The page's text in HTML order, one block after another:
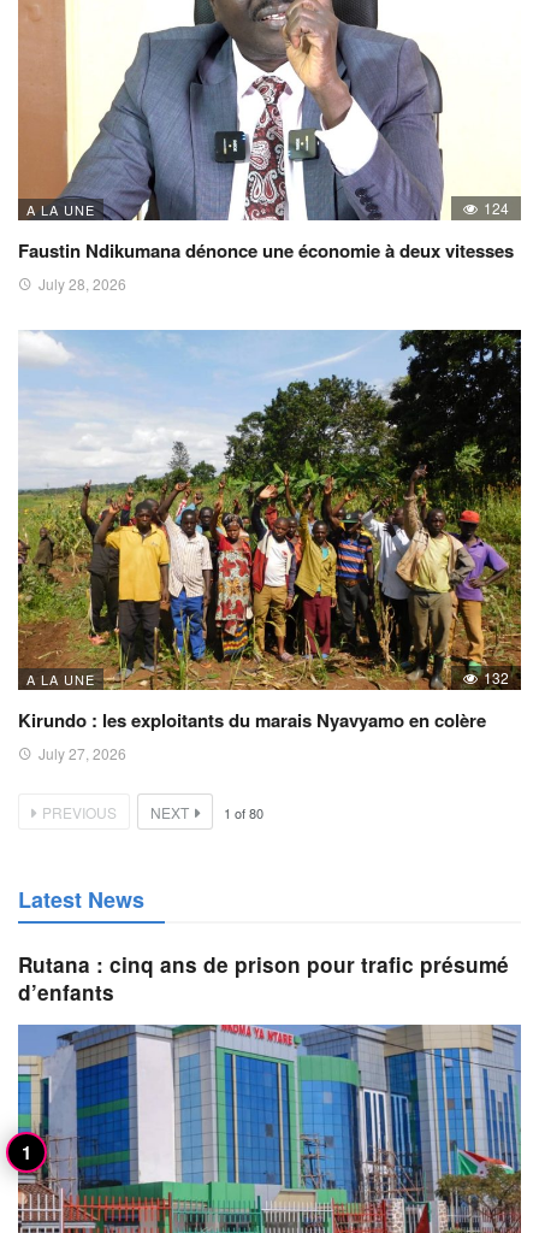
A LA UNE 124
Faustin Ndikumana dénonce une économie à deux vitesses
July 28, 2026
A LA UNE 132
Kirundo : les exploitants du marais Nyavyamo en colère
July 27, 2026
PREVIOUS NEXT 1 of80
Latest News
Rutana : cinq ans de prison pour trafic présumé
d’enfants